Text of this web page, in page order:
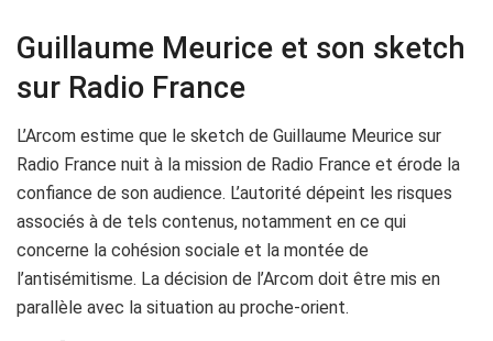
Guillaume Meurice et son sketch
sur Radio France
L’Arcom estime que le sketch de Guillaume Meurice sur
Radio France nuit à la mission de Radio France et érode la
confiance de son audience. L’autorité dépeint les risques
associés à de tels contenus, notamment en ce qui
concerne la cohésion sociale et la montée de
l’antisémitisme. La décision de l’Arcom doit être mis en
parallèle avec la situation au proche-orient.